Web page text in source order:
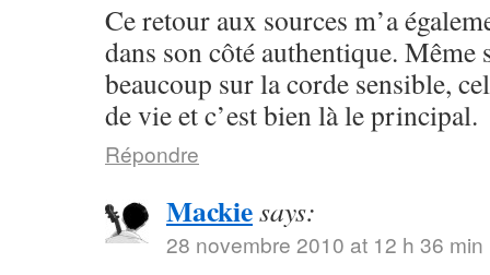
Ce retour aux sources m’a
dans son côté authentique.
beaucoup sur la corde sensible,
de vie et c’est bien là le principal.
Répondre
Mackiesays:
28 novembre 2010 at 12 h 36 min